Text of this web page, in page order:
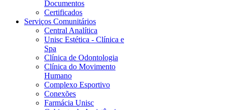
Documentos
Certificados
Serviços Comunitários
Central Analítica
Unisc Estética - Clínica e
Spa
Clínica de Odontologia
Clínica do Movimento
Humano
Complexo Esportivo
Conexões
Farmácia Unisc